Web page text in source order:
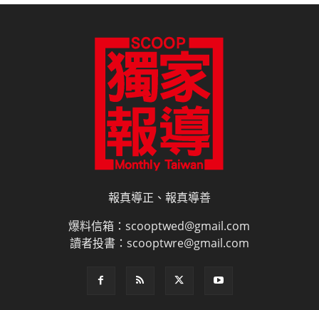
報真導正、報真導善
爆料信箱：scooptwed@gmail.com
讀者投書：scooptwre@gmail.com